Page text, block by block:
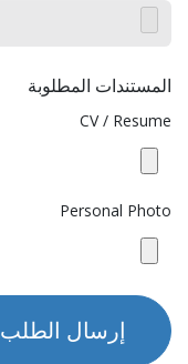
المستندات المطلوبة
CV / Resume
Personal Photo
إرسال الطلب